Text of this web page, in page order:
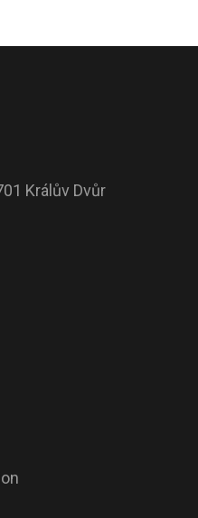
Králův Dvůr